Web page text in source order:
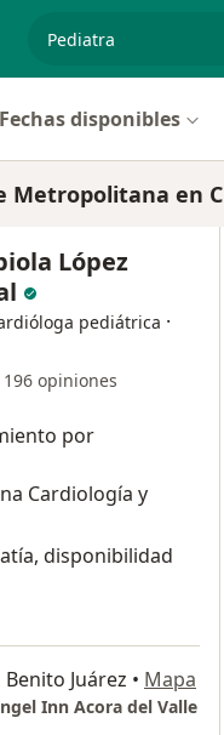
especialidad,
Fechas disponibles
Metropolitana en
López
pediátrica ·
196 opiniones
por
Cardiología y
disponibilidad
Juárez • Mapa
Inn Acora del Valle